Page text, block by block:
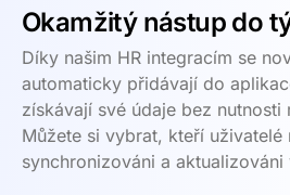
Okamžitý nástup do
Díky našim HR integracím se
automaticky přidávají do
získávají své údaje bez nutnosti
Můžete si vybrat, kteří uživatelé
synchronizováni a aktualizováni